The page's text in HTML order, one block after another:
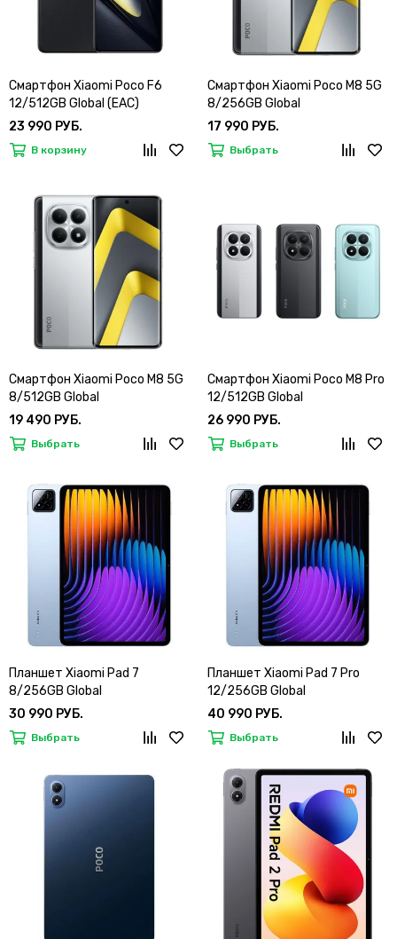
Смартфон Xiaomi Poco F6
12/512GB Global (EAC)
23 990 РУБ.
В корзину
Смартфон Xiaomi Poco M8 5G
8/256GB Global
17 990 РУБ.
Выбрать
Смартфон Xiaomi Poco M8 5G
8/512GB Global
19 490 РУБ.
Выбрать
Смартфон Xiaomi Poco M8 Pro
12/512GB Global
26 990 РУБ.
Выбрать
Планшет Xiaomi Pad 7
8/256GB Global
30 990 РУБ.
Выбрать
Планшет Xiaomi Pad 7 Pro
12/256GB Global
40 990 РУБ.
Выбрать